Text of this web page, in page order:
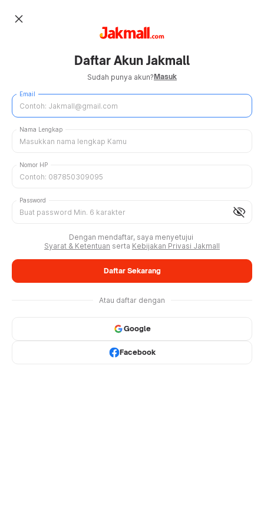
close
Daftar Akun Jakmall
Sudah punya akun?Masuk
Email
Nama Lengkap
Nomor HP
visibility_off
Password
Dengan mendaftar, saya menyetujui
Syarat & Ketentuan serta Kebijakan Privasi Jakmall
Daftar Sekarang
Atau daftar dengan
Google
Facebook